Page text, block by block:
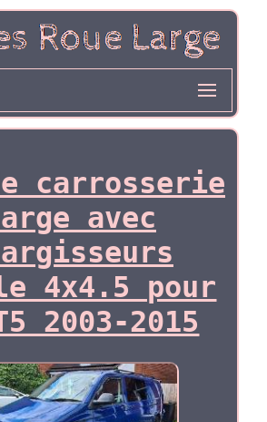
carrosserie
avec
4x4.5 pour
2003-2015